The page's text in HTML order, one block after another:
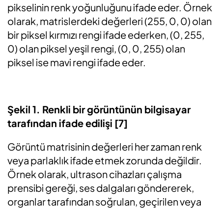
pikselinin renk yoğunluğunu ifade eder. Örnek
olarak, matrislerdeki değerleri (255, 0, 0) olan
bir piksel kırmızı rengi ifade ederken, (0, 255,
0) olan piksel yeşil rengi, (0, 0, 255) olan
piksel ise mavi rengi ifade eder.
Şekil 1. Renkli bir görüntünün bilgisayar
tarafından ifade edilişi [7]
Görüntü matrisinin değerleri her zaman renk
veya parlaklık ifade etmek zorunda değildir.
Örnek olarak, ultrason cihazları çalışma
prensibi gereği, ses dalgaları göndererek,
organlar tarafından soğrulan, geçirilen veya